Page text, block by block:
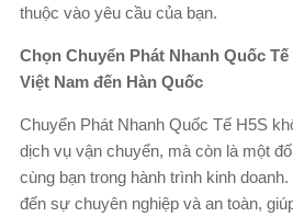
thuộc vào yêu cầu của bạn.
Chọn Chuyển Phát Nhanh Quốc
Việt Nam đến Hàn Quốc
Chuyển Phát Nhanh Quốc Tế H5S
dịch vụ vận chuyển, mà còn là một
cùng bạn trong hành trình kinh
đến sự chuyên nghiệp và an toàn,